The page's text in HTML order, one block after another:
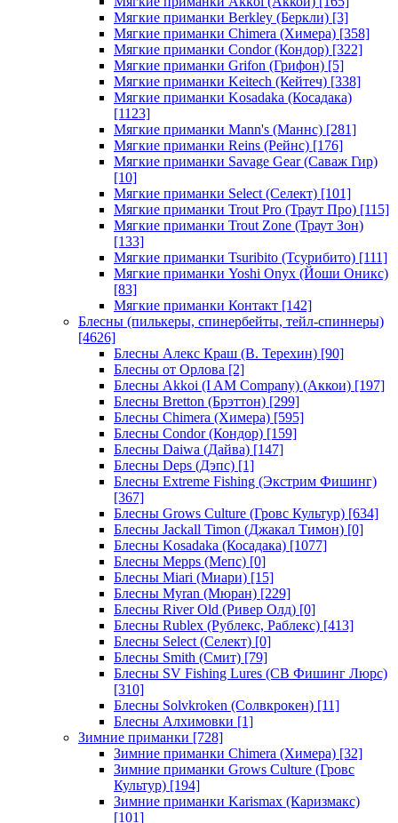
Мягкие приманки Berkley (Беркли) [3]
Мягкие приманки Chimera (Химера) [358]
Мягкие приманки Condor (Кондор) [322]
Мягкие приманки Grifon (Грифон) [5]
Мягкие приманки Keitech (Кейтеч) [338]
Мягкие приманки Kosadaka (Косадака)
[1123]
Мягкие приманки Mann's (Маннс) [281]
Мягкие приманки Reins (Рейнс) [176]
Мягкие приманки Savage Gear (Саваж Гир)
[10]
Мягкие приманки Select (Селект) [101]
Мягкие приманки Trout Pro (Траут Про) [115]
Мягкие приманки Trout Zone (Траут Зон)
[133]
Мягкие приманки Tsuribito (Тсурибито) [111]
Мягкие приманки Yoshi Onyx (Йоши Оникс)
[83]
Мягкие приманки Контакт [142]
Блесны (пилькеры, спинербейты, тейл-спиннеры)
[4626]
Блесны Алекс Краш (В. Терехин) [90]
Блесны от Орлова [2]
Блесны Akkoi (I AM Company) (Аккои) [197]
Блесны Bretton (Брэттон) [299]
Блесны Chimera (Химера) [595]
Блесны Condor (Кондор) [159]
Блесны Daiwa (Дайва) [147]
Блесны Deps (Дэпс) [1]
Блесны Extreme Fishing (Экстрим Фишинг)
[367]
Блесны Grows Culture (Гровс Культур) [634]
Блесны Jackall Timon (Джакал Тимон) [0]
Блесны Kosadaka (Косадака) [1077]
Блесны Mepps (Мепс) [0]
Блесны Miari (Миари) [15]
Блесны Myran (Мюран) [229]
Блесны River Old (Ривер Олд) [0]
Блесны Rublex (Рублекс, Раблекс) [413]
Блесны Select (Селект) [0]
Блесны Smith (Смит) [79]
Блесны SV Fishing Lures (СВ Фишинг Люрс)
[310]
Блесны Solvkroken (Солвкрокен) [11]
Блесны Алхимовки [1]
Зимние приманки [728]
Зимние приманки Chimera (Химера) [32]
Зимние приманки Grows Culture (Гровс
Культур) [194]
Зимние приманки Karismax (Каризмакс)
[101]